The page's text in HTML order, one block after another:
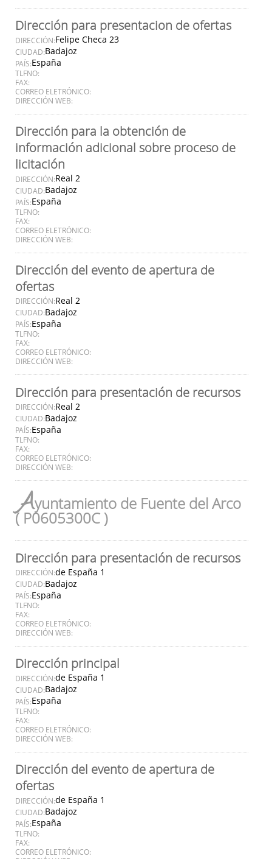
Dirección para presentacion de ofertas
DIRECCIÓN:Felipe Checa 23
CIUDAD:Badajoz
PAÍS:España
TLFNO:
FAX:
CORREO ELETRÓNICO:
DIRECCIÓN WEB:
Dirección para la obtención de
información adicional sobre proceso de
licitación
DIRECCIÓN:Real 2
CIUDAD:Badajoz
PAÍS:España
TLFNO:
FAX:
CORREO ELETRÓNICO:
DIRECCIÓN WEB:
Dirección del evento de apertura de
ofertas
DIRECCIÓN:Real 2
CIUDAD:Badajoz
PAÍS:España
TLFNO:
FAX:
CORREO ELETRÓNICO:
DIRECCIÓN WEB:
Dirección para presentación de recursos
DIRECCIÓN:Real 2
CIUDAD:Badajoz
PAÍS:España
TLFNO:
FAX:
CORREO ELETRÓNICO:
DIRECCIÓN WEB:
Ayuntamiento de Fuente del Arco
( P0605300C )
Dirección para presentación de recursos
DIRECCIÓN:de España 1
CIUDAD:Badajoz
PAÍS:España
TLFNO:
FAX:
CORREO ELETRÓNICO:
DIRECCIÓN WEB:
Dirección principal
DIRECCIÓN:de España 1
CIUDAD:Badajoz
PAÍS:España
TLFNO:
FAX:
CORREO ELETRÓNICO:
DIRECCIÓN WEB:
Dirección del evento de apertura de
ofertas
DIRECCIÓN:de España 1
CIUDAD:Badajoz
PAÍS:España
TLFNO:
FAX:
CORREO ELETRÓNICO: